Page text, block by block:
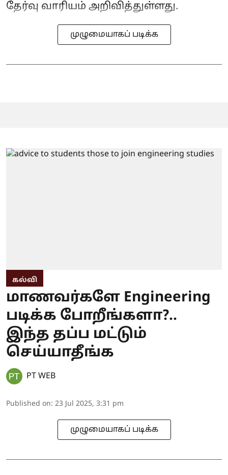
தேர்வு வாரியம் அறிவித்துள்ளது.
முழுமையாகப் படிக்க
கல்வி
மாணவர்களே Engineering
படிக்க போறீங்களா?..
இந்த தப்ப மட்டும்
செய்யாதீங்க
PT WEB
Published on: 23 Jul 2025, 3:31 pm
முழுமையாகப் படிக்க